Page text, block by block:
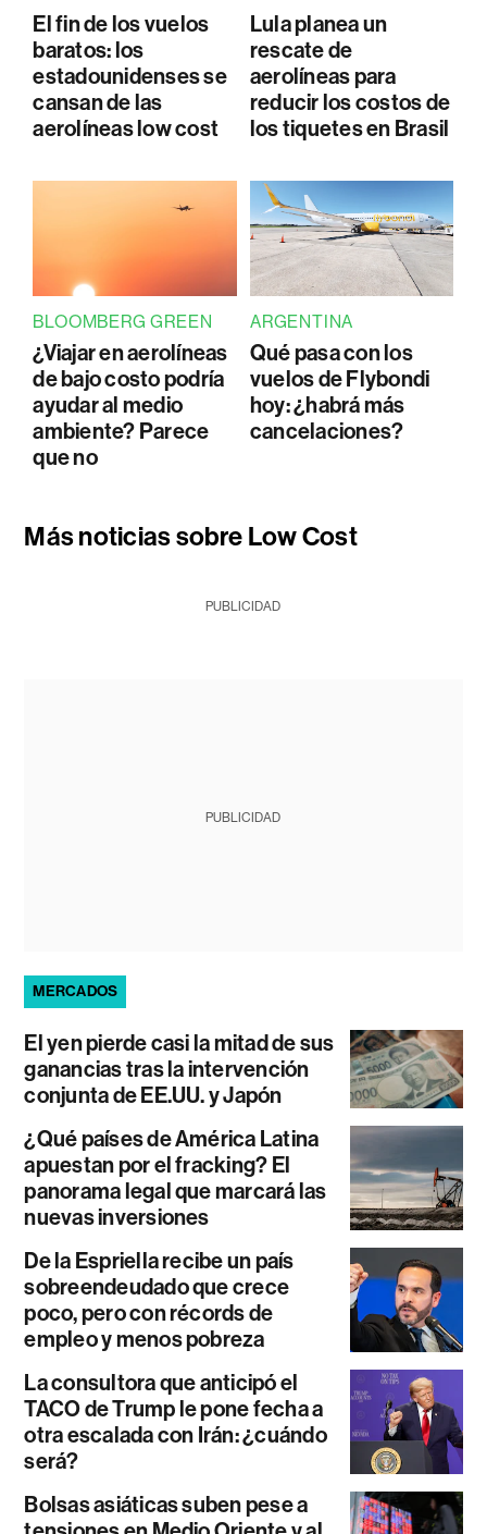
El fin de los vuelos
baratos: los
estadounidenses se
cansan de las
aerolíneas low cost
Lula planea un
rescate de
aerolíneas para
reducir los costos de
los tiquetes en Brasil
BLOOMBERG GREEN
¿Viajar en aerolíneas
de bajo costo podría
ayudar al medio
ambiente? Parece
que no
ARGENTINA
Qué pasa con los
vuelos de Flybondi
hoy: ¿habrá más
cancelaciones?
Más noticias sobre Low Cost
PUBLICIDAD
PUBLICIDAD
MERCADOS
El yen pierde casi la mitad de sus
ganancias tras la intervención
conjunta de EE.UU. y Japón
¿Qué países de América Latina
apuestan por el fracking? El
panorama legal que marcará las
nuevas inversiones
De la Espriella recibe un país
sobreendeudado que crece
poco, pero con récords de
empleo y menos pobreza
La consultora que anticipó el
TACO de Trump le pone fecha a
otra escalada con Irán: ¿cuándo
será?
Bolsas asiáticas suben pese a